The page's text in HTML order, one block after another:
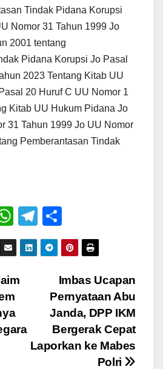
Tindak Pidana Korupsi
Nomor 31 Tahun 1999 Jo
2001 tentang
Pidana Korupsi Jo Pasal
2023 Tentang Kitab UU
20 Huruf C UU Nomor 1
Kitab UU Hukum Pidana Jo
31 Tahun 1999 Jo UU Nomor
Pemberantasan Tindak
W
h
at
s
A
p
p
T
el
e
m
h
ar
e
Imbas Ucapan
Pernyataan Abu
Janda, DPP IKM
Bergerak Cepat
Laporkan ke Mabes
Polri